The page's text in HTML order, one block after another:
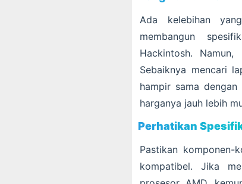
Ada kelebihan
membangun
Hackintosh.
Sebaiknya mencari
hampir sama
harganya jauh lebih
Perhatikan
Pastikan komponen-
kompatibel. Jika